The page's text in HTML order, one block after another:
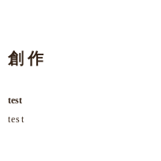
創 作
test
test